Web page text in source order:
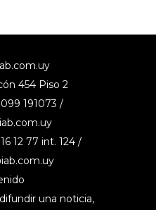
454 Piso 2
191073 /
12 77 int. 124 /
una noticia,